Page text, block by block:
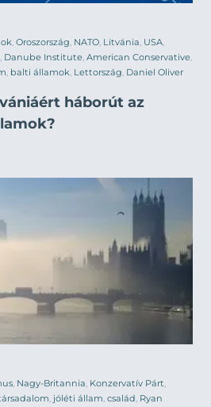
Oroszország NATO Litvánia USA
Danube Institute American Conservative
balti államok Lettország Daniel Oliver
háborút az
, Nagy-Britannia, Konzervatív Párt,
, jóléti állam, család, Ryan